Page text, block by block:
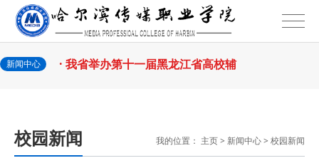
新闻中心
导员素质能 2026-07-27
· 深学经济思想 发展新质生产力--学
院党委 2026-07-27
· 黑龙江省高校在第六届全国高校教
培训 2026-07-24
· 凝心聚力绘蓝图 踔厉奋进启新程
校园新闻 我的位置： 主页> 新闻中心> 校园新闻